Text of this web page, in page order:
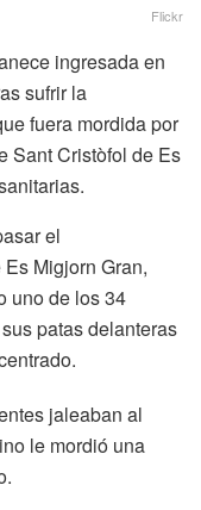
Flickr
ingresada en
sufrir la
fuera mordida por
Sant Cristòfol de Es
el
Es Migjorn Gran,
uno de los 34
patas delanteras
jaleaban al
le mordió una